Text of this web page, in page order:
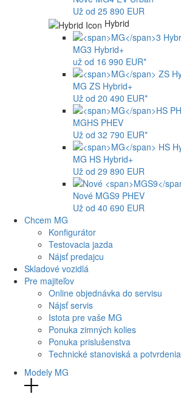
Už od 25 890 EUR
Hybrid
MG3 Hybrid+
už od 16 990 EUR*
MG ZS Hybrid+
Už od 20 490 EUR*
MGHS PHEV
Už od 32 790 EUR*
MG HS Hybrid+
Už od 29 890 EUR
Nové MGS9 PHEV
Už od 40 690 EUR
Chcem MG
Konfigurátor
Testovacia jazda
Nájsť predajcu
Skladové vozidlá
Pre majiteľov
Online objednávka do servisu
Nájsť servis
Istota pre vaše MG
Ponuka zimných kolies
Ponuka prislušenstva
Technické stanoviská a potvrdenia
Modely MG